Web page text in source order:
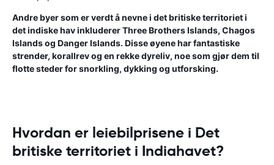
Andre byer som er verdt å nevne i det britiske territoriet i
det indiske hav inkluderer Three Brothers Islands, Chagos
Islands og Danger Islands. Disse øyene har fantastiske
strender, korallrev og en rekke dyreliv, noe som gjør dem til
flotte steder for snorkling, dykking og utforsking.
Hvordan er leiebilprisene i Det
britiske territoriet i Indiahavet?